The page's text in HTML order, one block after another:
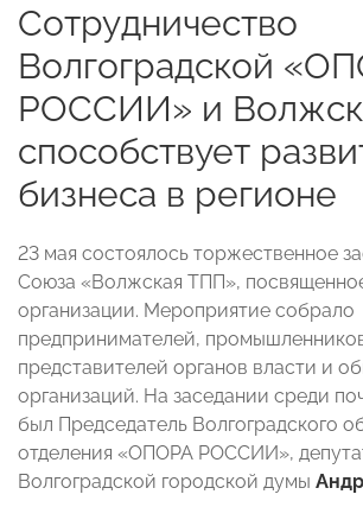
Сотрудничество
Волгоградской
РОССИИ» и
способствует
бизнеса в регионе
23 мая состоялось торжественное
Союза «Волжская ТПП»,
организации. Мероприятие собрало
предпринимателей,
представителей органов власти и
организаций. На заседании среди
был Председатель Волгоградского
отделения «ОПОРА РОССИИ»,
Волгоградской городской думы